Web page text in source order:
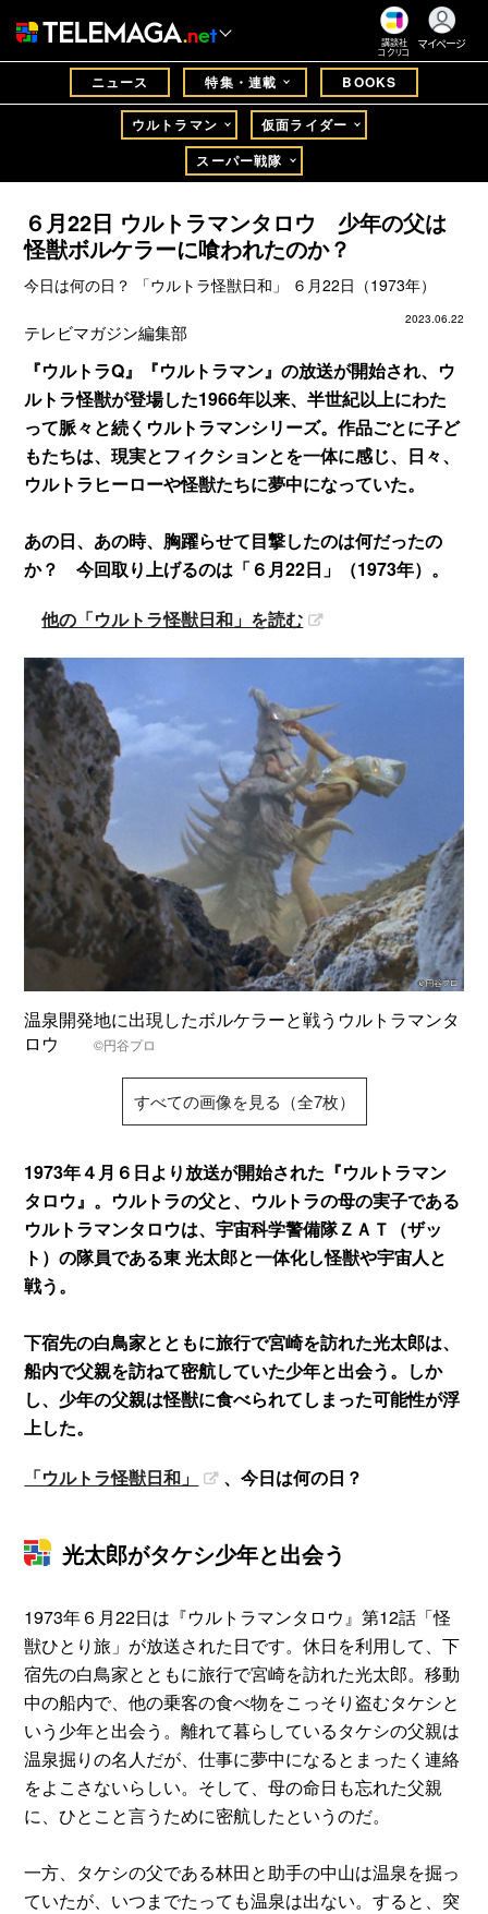
講談社
コクリコ
マイページ
ニュース 特集・連載 BOOKS
ウルトラマン
仮面ライダー
スーパー戦隊
６月22日 ウルトラマンタロウ 少年の父は
怪獣ボルケラーに喰われたのか？
今日は何の日？ 「ウルトラ怪獣日和」 ６月22日（1973年）
2023.06.22
テレビマガジン編集部
『ウルトラQ』『ウルトラマン』の放送が開始され、ウ
ルトラ怪獣が登場した1966年以来、半世紀以上にわた
って脈々と続くウルトラマンシリーズ。作品ごとに子ど
もたちは、現実とフィクションとを一体に感じ、日々、
ウルトラヒーローや怪獣たちに夢中になっていた。
あの日、あの時、胸躍らせて目撃したのは何だったの
か？ 今回取り上げるのは「６月22日」（1973年）。
他の「ウルトラ怪獣日和」を読む
温泉開発地に出現したボルケラーと戦うウルトラマンタ
ロウ©円谷プロ
すべての画像を見る（全7枚）
1973年４月６日より放送が開始された『ウルトラマン
タロウ』。ウルトラの父と、ウルトラの母の実子である
ウルトラマンタロウは、宇宙科学警備隊ＺＡＴ（ザッ
ト）の隊員である東 光太郎と一体化し怪獣や宇宙人と
戦う。
下宿先の白鳥家とともに旅行で宮崎を訪れた光太郎は、
船内で父親を訪ねて密航していた少年と出会う。しか
し、少年の父親は怪獣に食べられてしまった可能性が浮
上した。
「ウルトラ怪獣日和」
、今日は何の日？
光太郎がタケシ少年と出会う
1973年６月22日は『ウルトラマンタロウ』第12話「怪
獣ひとり旅」が放送された日です。休日を利用して、下
宿先の白鳥家とともに旅行で宮崎を訪れた光太郎。移動
中の船内で、他の乗客の食べ物をこっそり盗むタケシと
いう少年と出会う。離れて暮らしているタケシの父親は
温泉掘りの名人だが、仕事に夢中になるとまったく連絡
をよこさないらしい。そして、母の命日も忘れた父親
に、ひとこと言うために密航したというのだ。
一方、タケシの父である林田と助手の中山は温泉を掘っ
ていたが、いつまでたっても温泉は出ない。すると、突